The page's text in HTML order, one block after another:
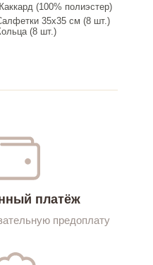
(100% полиэстер)
35х35 см (8 шт.)
(8 шт.)
платёж
предоплату